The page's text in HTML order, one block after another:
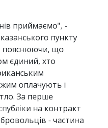
приймаємо", -
пункту
пояснюючи, що
єдиний, хто
оплачують і
За перше
на контракт
- частина